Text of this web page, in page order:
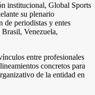
institucional, Global Sports
su plenario
periodistas y entes
Venezuela,
entre profesionales
concretos para
de la entidad en